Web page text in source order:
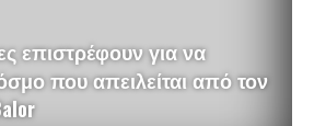
επιστρέφουν για να
που απειλείται από τον